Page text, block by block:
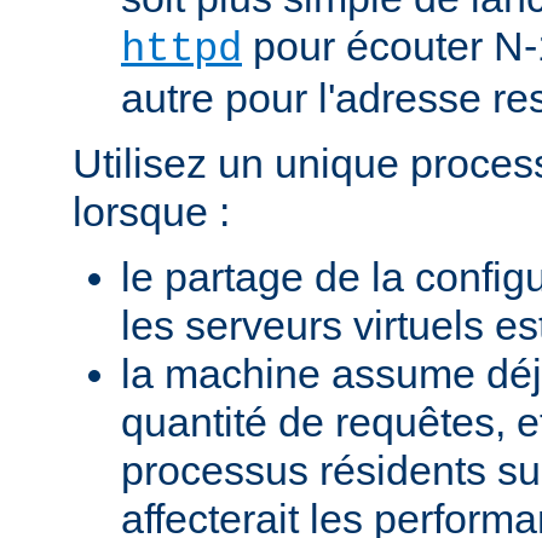
httpd pour écouter
autre pour l'adresse
Utilisez un unique
lorsque :
le partage de la
les serveurs virtuels
la machine assume
quantité de requêtes,
processus résidents
affecterait les